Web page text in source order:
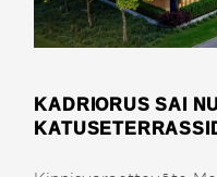
KADRIORUS SAI